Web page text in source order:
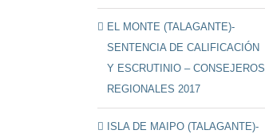
EL MONTE (TALAGANTE)-
SENTENCIA DE CALIFICACIÓN
Y ESCRUTINIO – CONSEJEROS
REGIONALES 2017
ISLA DE MAIPO (TALAGANTE)-